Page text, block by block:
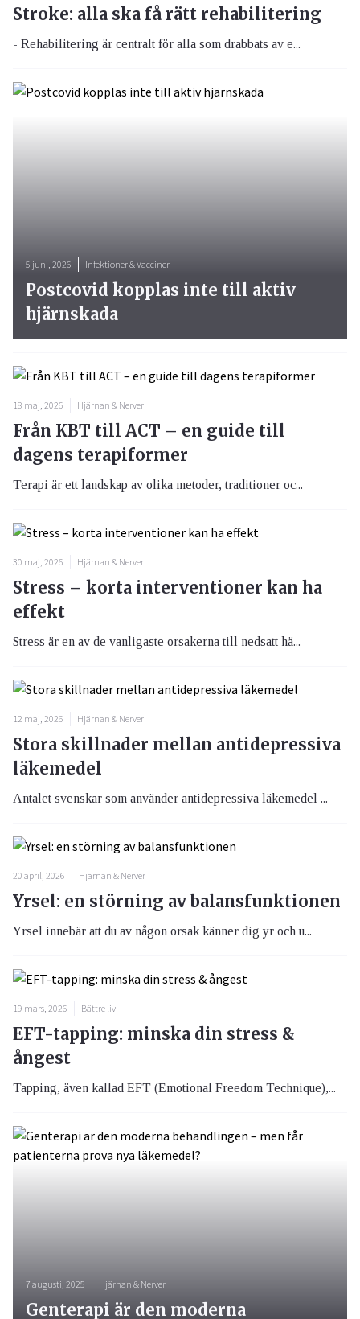
Stroke: alla ska få rätt rehabilitering
- Rehabilitering är centralt för alla som drabbats av e...
5 juni, 2026 Infektioner & Vacciner
Postcovid kopplas inte till aktiv
hjärnskada
18 maj, 2026 Hjärnan & Nerver
Från KBT till ACT – en guide till
dagens terapiformer
Terapi är ett landskap av olika metoder, traditioner oc...
30 maj, 2026 Hjärnan & Nerver
Stress – korta interventioner kan ha
effekt
Stress är en av de vanligaste orsakerna till nedsatt hä...
12 maj, 2026 Hjärnan & Nerver
Stora skillnader mellan antidepressiva
läkemedel
Antalet svenskar som använder antidepressiva läkemedel ...
20 april, 2026 Hjärnan & Nerver
Yrsel: en störning av balansfunktionen
Yrsel innebär att du av någon orsak känner dig yr och u...
19 mars, 2026 Bättre liv
EFT-tapping: minska din stress &
ångest
Tapping, även kallad EFT (Emotional Freedom Technique),...
7 augusti, 2025 Hjärnan & Nerver
Genterapi är den moderna